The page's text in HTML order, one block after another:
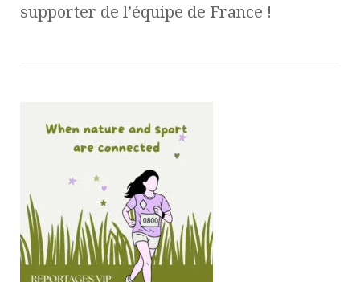
supporter de l’équipe de France !